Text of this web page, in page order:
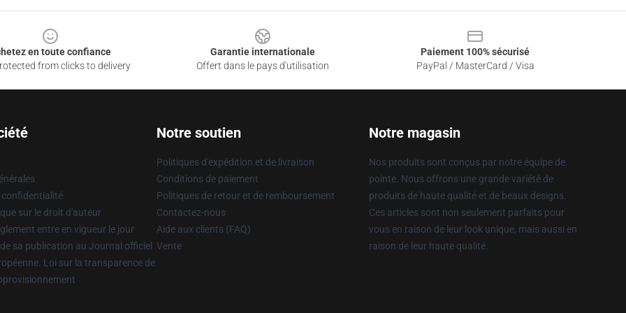
en toute confiance
from clicks to delivery
Garantie internationale
Offert dans le pays d'utilisation
Paiement 100% sécurisé
PayPal / MasterCard / Visa
confidentialité
sur le droit d'auteur
entre en vigueur le jour
sa publication au Journal officiel
Loi sur la transparence de
Notre soutien
Politiques d'expédition et de livraison
Conditions de paiement
Politiques de retour et de remboursement
Contactez-nous
Aide aux clients (FAQ)
Vente
Notre magasin
Nos produits sont conçus par notre équipe de
pointe. Nous offrons une grande variété de
produits de haute qualité et de beaux designs.
Ces articles sont non seulement parfaits pour
vous en raison de leur look unique, mais aussi en
raison de leur haute qualité.